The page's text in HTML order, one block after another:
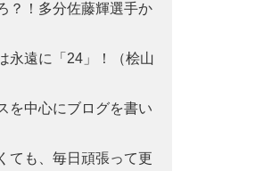
？！多分佐藤輝選手か
永遠に「24」！（桧山
を中心にブログを書い
ても、毎日頑張って更